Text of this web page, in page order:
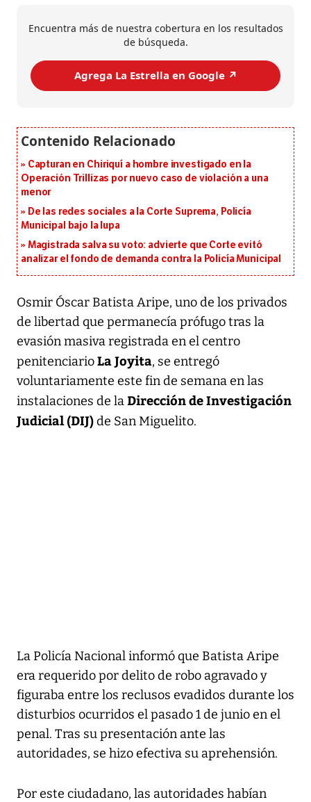
Encuentra más de nuestra cobertura en los resultados
de búsqueda.
Agrega La Estrella en Google ↗️
Capturan en Chiriquí a hombre investigado en la
Operación Trillizas por nuevo caso de violación a una
menor
De las redes sociales a la Corte Suprema, Policía
Municipal bajo la lupa
Magistrada salva su voto: advierte que Corte evitó
analizar el fondo de demanda contra la Policía Municipal
Osmir Óscar Batista Aripe, uno de los privados
de libertad que permanecía prófugo tras la
evasión masiva registrada en el centro
penitenciarioLa Joyita, se entregó
voluntariamente este fin de semana en las
instalaciones de la Dirección de Investigación
Judicial (DIJ)de San Miguelito.
La Policía Nacional informó que Batista Aripe
era requerido por delito de robo agravado y
figuraba entre los reclusos evadidos durante los
disturbios ocurridos el pasado 1 de junio en el
penal. Tras su presentación ante las
autoridades, se hizo efectiva su aprehensión.
Por este ciudadano, las autoridades habían